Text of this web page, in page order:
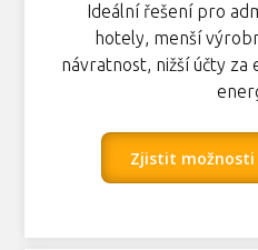
Ideální řešení pro
hotely, menší
návratnost, nižší účty za
Zjistit možnosti